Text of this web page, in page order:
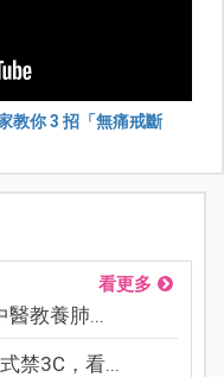
教你 3 招「無痛戒斷
看更多
醫教養肺...
禁3C，看...